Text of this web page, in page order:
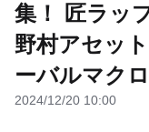
集！ 匠ラッ
野村アセッ
ーバルマク
2024/12/20 10:00